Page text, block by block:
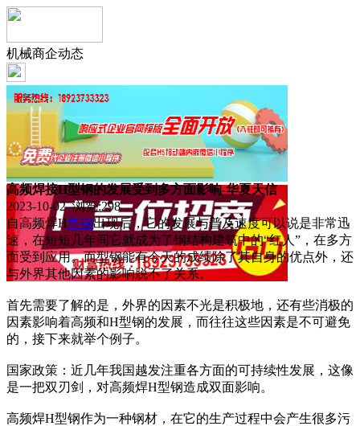
机械商企动态
高频焊接H型钢的发展受到多方面影响-华夏天信
2023-10-02 浏览:298
自高频焊H型钢出现后，它的发展与普及速度可以说是非常迅
速，在短短几年间它就成为了钢结构建筑中的“红人”，在多方
面受到应用。而型钢能有今天的成绩除了其自身的优点外，还
与外界其他因素的影响脱不了关系。
首先需要了解的是，外界的因素不光是积极地，还有些消极的
因素影响着高频和H型钢的发展，而往往这些因素是不可避免
的，接下来就举个例子。
国家政策：近几年我国越发注重各方面的可持续性发展，这像
是一把双刃剑，对高频焊H型钢造成双面影响。
高频焊H型钢作为一种钢材，在它的生产过程中会产生很多污